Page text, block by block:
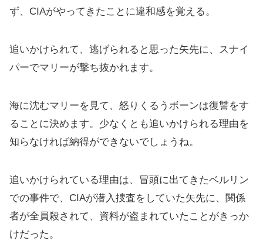
ず、CIAがやってきたことに違和感を覚える。
追いかけられて、逃げられると思った矢先に、スナイ
パーでマリーが撃ち抜かれます。
海に沈むマリーを見て、怒りくるうボーンは復讐をす
ることに決めます。少なくとも追いかけられる理由を
知らなければ納得ができないでしょうね。
追いかけられている理由は、冒頭に出てきたベルリン
での事件で、CIAが潜入捜査をしていた矢先に、関係
者が全員殺されて、資料が盗まれていたことがきっか
けだった。